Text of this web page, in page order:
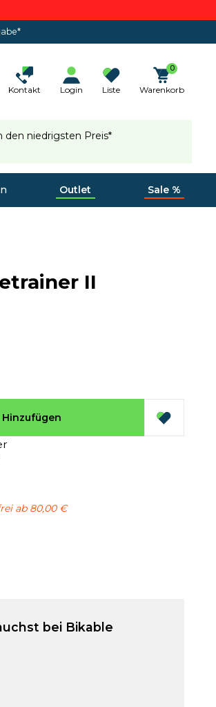
Kontakt Login Liste
0
Warenkorb
den niedrigsten Preis*
Outlet Sale %
II
Hinzufügen
ab 80,00 €
bei Bikable